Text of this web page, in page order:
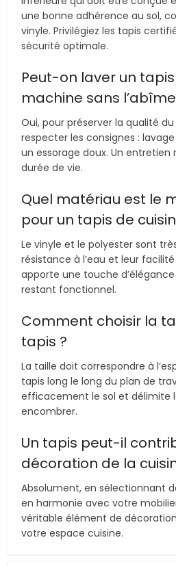
une bonne adhérence au sol,
vinyle. Privilégiez les tapis
sécurité optimale.
Peut-on laver un
machine sans
Oui, pour préserver la qualité
respecter les consignes :
un essorage doux. Un entretien
durée de vie.
Quel matériau est le
pour un tapis de
Le vinyle et le polyester sont
résistance à l’eau et leur
apporte une touche
restant fonctionnel.
Comment choisir la
tapis ?
La taille doit correspondre à
tapis long le long du plan de
efficacement le sol et délimite
encombrer.
Un tapis peut-il
décoration de la
Absolument, en sélectionnant
en harmonie avec votre
véritable élément de
votre espace cuisine.